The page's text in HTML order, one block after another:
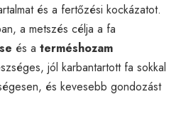
és a fertőzési kockázatot.
a metszés célja a fa
és a terméshozam
jól karbantartott fa sokkal
és kevesebb gondozást